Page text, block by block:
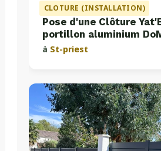
CLOTURE (INSTALLATION)
Pose d'une Clôture
portillon aluminium
Colmont
à St-priest